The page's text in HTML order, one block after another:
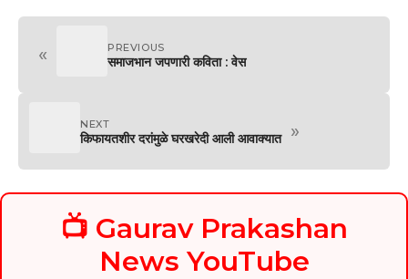
« PREVIOUS
समाजभान जपणारी कविता : वेस
NEXT
किफायतशीर दरांमुळे घरखरेदी आली आवाक्यात »
📺 Gaurav Prakashan
News YouTube